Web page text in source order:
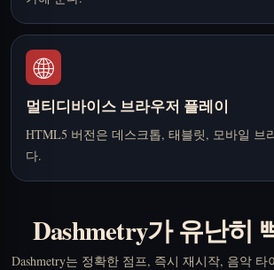
🌐
멀티디바이스 브라우저 플레이
HTML5 버전은 데스크톱, 태블릿, 모바일 브
다.
Dashmetry가 유난히
Dashmetry는 정확한 점프, 즉시 재시작, 음악